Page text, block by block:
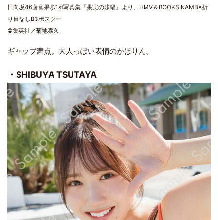
日向坂46藤嶌果歩1st写真集『果実の歩幅』より、HMV＆BOOKS NAMBA折
り目なしB3ポスター
©集英社／菊地泰久
ギャップ満点。大人っぽい表情のかほりん。
・SHIBUYA TSUTAYA